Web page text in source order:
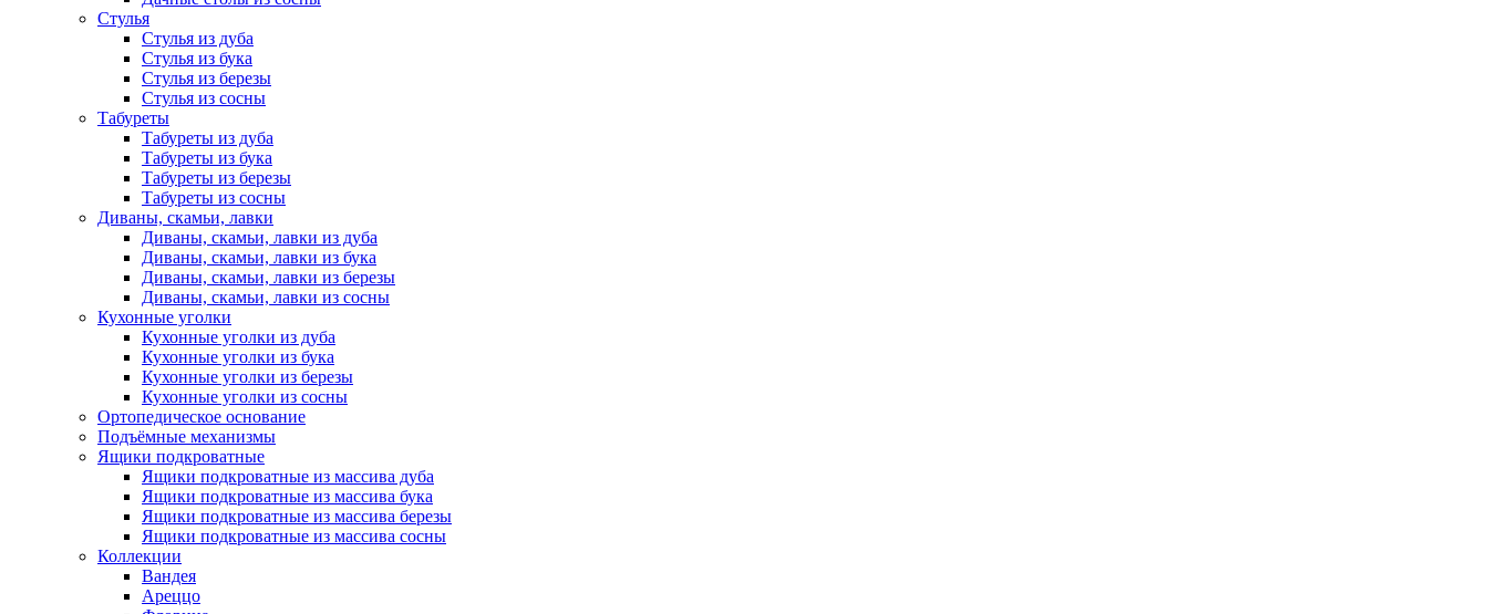
Стулья
Стулья из дуба
Стулья из бука
Стулья из березы
Стулья из сосны
Табуреты
Табуреты из дуба
Табуреты из бука
Табуреты из березы
Табуреты из сосны
Диваны, скамьи, лавки
Диваны, скамьи, лавки из дуба
Диваны, скамьи, лавки из бука
Диваны, скамьи, лавки из березы
Диваны, скамьи, лавки из сосны
Кухонные уголки
Кухонные уголки из дуба
Кухонные уголки из бука
Кухонные уголки из березы
Кухонные уголки из сосны
Ортопедическое основание
Подъёмные механизмы
Ящики подкроватные
Ящики подкроватные из массива дуба
Ящики подкроватные из массива бука
Ящики подкроватные из массива березы
Ящики подкроватные из массива сосны
Коллекции
Вандея
Ареццо